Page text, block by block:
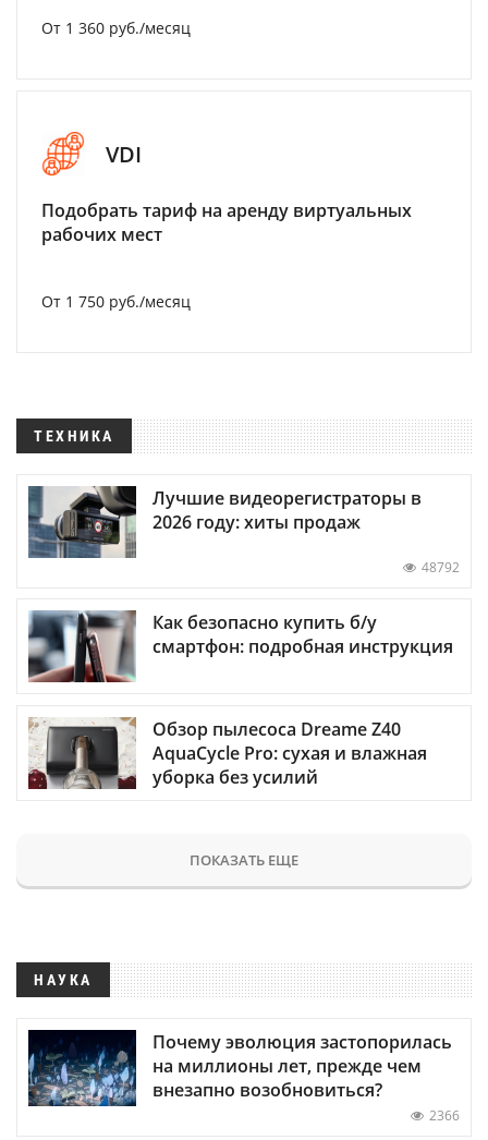
От 1 360 руб./месяц
VDI
Подобрать тариф на аренду виртуальных
рабочих мест
От 1 750 руб./месяц
ТЕХНИКА
Лучшие видеорегистраторы в
2026 году: хиты продаж
48792
Как безопасно купить б/у
смартфон: подробная инструкция
Обзор пылесоса Dreame Z40
AquaCycle Pro: сухая и влажная
уборка без усилий
ПОКАЗАТЬ ЕЩЕ
НАУКА
Почему эволюция застопорилась
на миллионы лет, прежде чем
внезапно возобновиться?
2366